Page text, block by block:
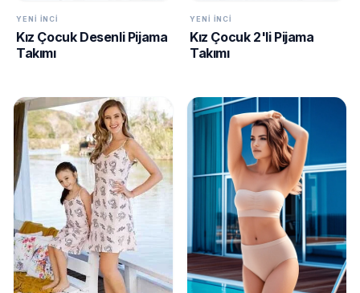
YENI İNCI
Kız Çocuk Desenli Pijama
Takımı
YENI İNCI
Kız Çocuk 2'li Pijama
Takımı